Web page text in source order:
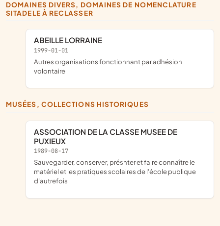
DOMAINES DIVERS, DOMAINES DE NOMENCLATURE
SITADELE À RECLASSER
ABEILLE LORRAINE
1999-01-01
Autres organisations fonctionnant par adhésion
volontaire
MUSÉES, COLLECTIONS HISTORIQUES
ASSOCIATION DE LA CLASSE MUSEE DE
PUXIEUX
1989-08-17
sauvegarder, conserver, présnter et faire connaître le
matériel et les pratiques scolaires de l'école publique
d'autrefois